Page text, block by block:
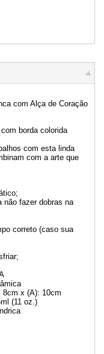
com Alça de Coração
borda colorida
com esta linda
com a arte que
não fazer dobras na
correto (caso sua
8cm x (A): 10cm
(11 oz.)